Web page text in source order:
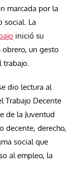
marcada por la
social. La
inició su
obrero, un gesto
trabajo.
dio lectura al
Trabajo Decente
de la Juventud
decente, derecho,
social que
al empleo, la